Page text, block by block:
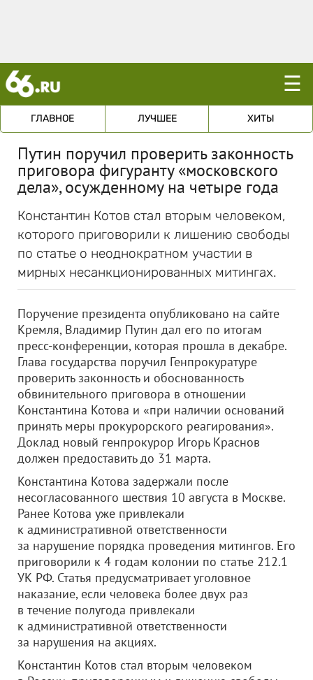
☰
ГЛАВНОЕ ЛУЧШЕЕ ХИТЫ
Путин поручил проверить законность
приговора фигуранту «московского
дела», осужденному на четыре года
Константин Котов стал вторым человеком,
которого приговорили к лишению свободы
по статье о неоднократном участии в
мирных несанкционированных митингах.
Поручение президента опубликовано на сайте
Кремля, Владимир Путин дал его по итогам
пресс-конференции, которая прошла в декабре.
Глава государства поручил Генпрокуратуре
проверить законность и обоснованность
обвинительного приговора в отношении
Константина Котова и «при наличии оснований
принять меры прокурорского реагирования».
Доклад новый генпрокурор Игорь Краснов
должен предоставить до 31 марта.
Константина Котова задержали после
несогласованного шествия 10 августа в Москве.
Ранее Котова уже привлекали
к административной ответственности
за нарушение порядка проведения митингов. Его
приговорили к 4 годам колонии по статье 212.1
УК РФ. Статья предусматривает уголовное
наказание, если человека более двух раз
в течение полугода привлекали
к административной ответственности
за нарушения на акциях.
Константин Котов стал вторым человеком